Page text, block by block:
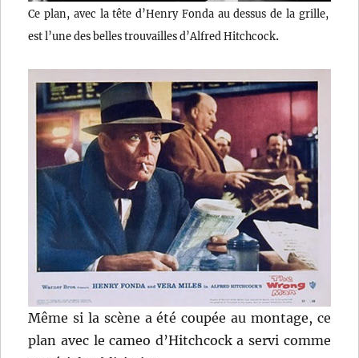
Ce plan, avec la tête d’Henry Fonda au dessus de la grille,
est l’une des belles trouvailles d’Alfred Hitchcock.
Même si la scène a été coupée au montage, ce
plan avec le cameo d’Hitchcock a servi comme